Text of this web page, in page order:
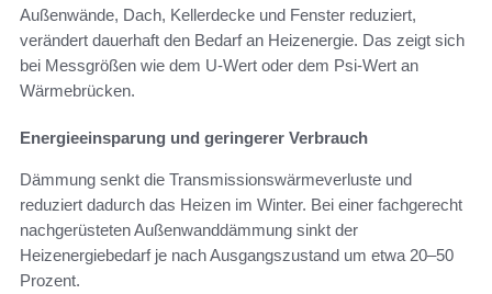
Außenwände, Dach, Kellerdecke und Fenster reduziert,
verändert dauerhaft den Bedarf an Heizenergie. Das zeigt sich
bei Messgrößen wie dem U-Wert oder dem Psi-Wert an
Wärmebrücken.
Energieeinsparung und geringerer Verbrauch
Dämmung senkt die Transmissionswärmeverluste und
reduziert dadurch das Heizen im Winter. Bei einer fachgerecht
nachgerüsteten Außenwanddämmung sinkt der
Heizenergiebedarf je nach Ausgangszustand um etwa 20–50
Prozent.